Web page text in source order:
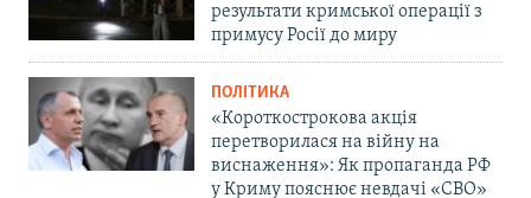
результати кримської операції з
примусу Росії до миру
ПОЛІТИКА
«Короткострокова акція
перетворилася на війну на
виснаження»: Як пропаганда РФ
у Криму пояснює невдачі «СВО»